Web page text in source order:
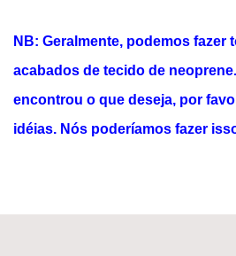
NB: Geralmente, podemos
acabados de tecido de
encontrou o que deseja, por
idéias. Nós poderíamos fazer